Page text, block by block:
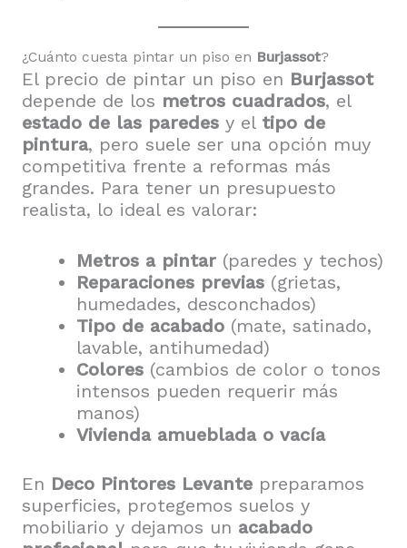
¿Cuánto cuesta pintar un piso en Burjassot?
El precio de pintar un piso en Burjassot
depende de los metros cuadrados, el
estado de las paredes y el tipo de
pintura, pero suele ser una opción muy
competitiva frente a reformas más
grandes. Para tener un presupuesto
realista, lo ideal es valorar:
Metros a pintar (paredes y techos)
Reparaciones previas (grietas,
humedades, desconchados)
Tipo de acabado (mate, satinado,
lavable, antihumedad)
Colores (cambios de color o tonos
intensos pueden requerir más
manos)
Vivienda amueblada o vacía
En Deco Pintores Levante preparamos
superficies, protegemos suelos y
mobiliario y dejamos un acabado